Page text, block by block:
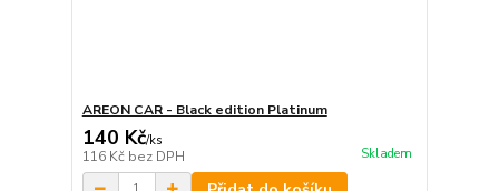
AREON CAR - Black edition Platinum
140 Kč/ks
116 Kč bez DPH Skladem